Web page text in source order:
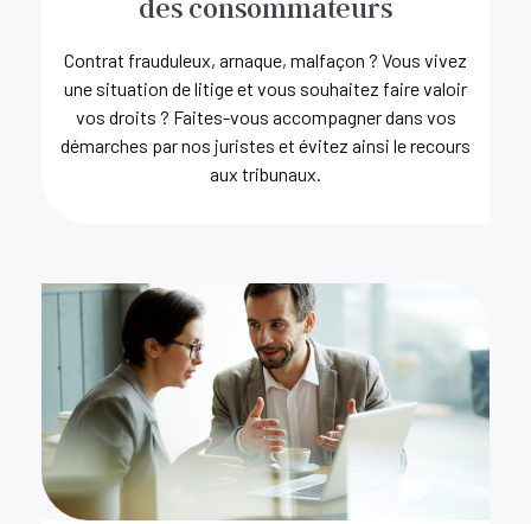
des consommateurs
Contrat frauduleux, arnaque, malfaçon ? Vous vivez
une situation de litige et vous souhaitez faire valoir
vos droits ? Faites-vous accompagner dans vos
démarches par nos juristes et évitez ainsi le recours
aux tribunaux.